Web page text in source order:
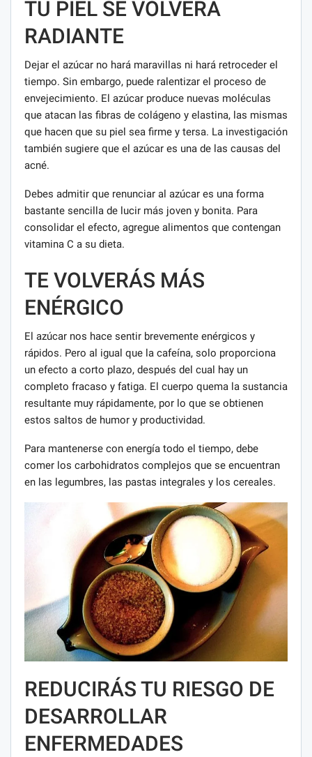
TU PIEL SE VOLVERÁ
RADIANTE
Dejar el azúcar no hará maravillas ni hará retroceder el
tiempo. Sin embargo, puede ralentizar el proceso de
envejecimiento. El azúcar produce nuevas moléculas
que atacan las fibras de colágeno y elastina, las mismas
que hacen que su piel sea firme y tersa. La investigación
también sugiere que el azúcar es una de las causas del
acné.
Debes admitir que renunciar al azúcar es una forma
bastante sencilla de lucir más joven y bonita. Para
consolidar el efecto, agregue alimentos que contengan
vitamina C a su dieta.
TE VOLVERÁS MÁS
ENÉRGICO
El azúcar nos hace sentir brevemente enérgicos y
rápidos. Pero al igual que la cafeína, solo proporciona
un efecto a corto plazo, después del cual hay un
completo fracaso y fatiga. El cuerpo quema la sustancia
resultante muy rápidamente, por lo que se obtienen
estos saltos de humor y productividad.
Para mantenerse con energía todo el tiempo, debe
comer los carbohidratos complejos que se encuentran
en las legumbres, las pastas integrales y los cereales.
REDUCIRÁS TU RIESGO DE
DESARROLLAR
ENFERMEDADES